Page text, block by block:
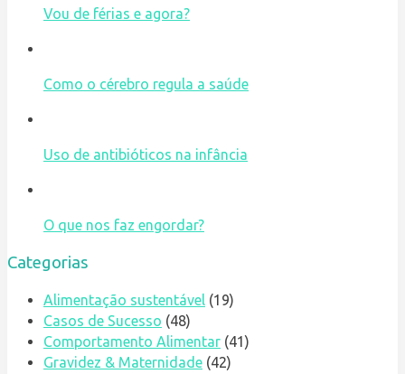
Vou de férias e agora?
Como o cérebro regula a saúde
Uso de antibióticos na infância
O que nos faz engordar?
Categorias
Alimentação sustentável (19)
Casos de Sucesso (48)
Comportamento Alimentar (41)
Gravidez & Maternidade (42)